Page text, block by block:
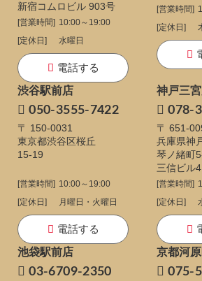
新宿コムロビル 903号
[営業時間] 10:00～19:00
[定休日]
水曜日
電話する
[営業時間]
[定休日]
渋谷駅前店
050-3555-7422
〒 150-0031
東京都渋谷区桜丘
15-19
[営業時間] 10:00～19:00
[定休日]
月曜日・火曜日
電話する
神戸三
078-
〒 651-
兵庫県神
琴ノ緒町
三信ビル
[営業時間]
[定休日]
池袋駅前店
03-6709-2350
京都河
075-